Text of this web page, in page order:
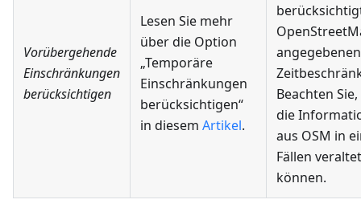
Vorübergehende
Einschränkungen
berücksichtigen
Lesen Sie mehr
über die Option
„Temporäre
Einschränkungen
berücksichtigen“
in diesem Artikel.
angegebenen
Beachten
die
aus OSM in
Fällen
können.